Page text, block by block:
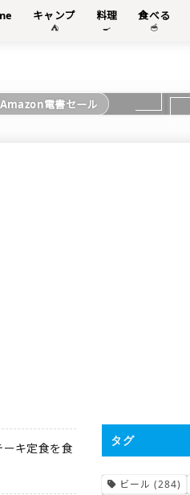
キャンプ
⛺
料理
🍳
食べる
🥣
Amazon電書セール
キ定食を食
タグ
ビール (284)